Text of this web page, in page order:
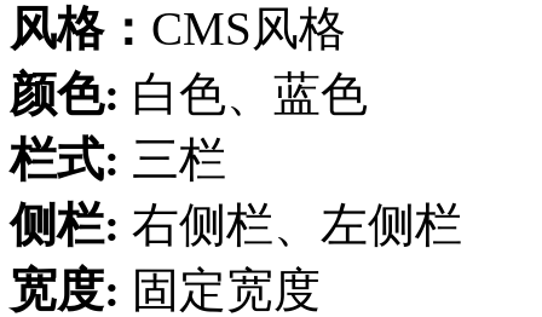
风格： CMS风格
颜色: 白色、蓝色
栏式: 三栏
侧栏: 右侧栏、左侧栏
宽度: 固定宽度